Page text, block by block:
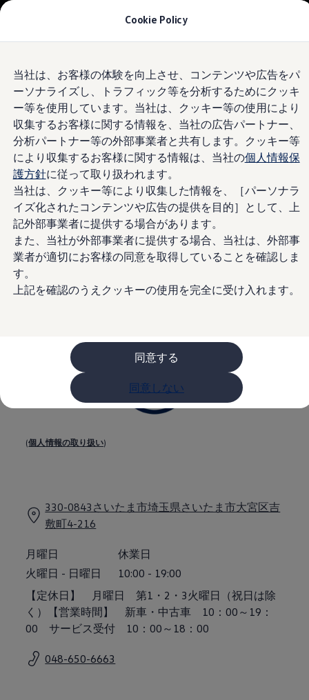
Cookie Policy
当社は、お客様の体験を向上させ、コンテンツや広告をパ
ーソナライズし、トラフィック等を分析するためにクッキ
ー等を使用しています。当社は、クッキー等の使用により
収集するお客様に関する情報を、当社の広告パートナー、
分析パートナー等の外部事業者と共有します。クッキー等
により収集するお客様に関する情報は、当社の個人情報保
護方針に従って取り扱われます。
当社は、クッキー等により収集した情報を、［パーソナラ
イズ化されたコンテンツや広告の提供を目的］として、上
記外部事業者に提供する場合があります。
また、当社が外部事業者に提供する場合、当社は、外部事
業者が適切にお客様の同意を取得していることを確認しま
す。
上記を確認のうえクッキーの使用を完全に受け入れます。
同意する
同意しない
main
content
to
footer
モデル＆見積りシミュレーション
セーフティ マイスター
ID. Buzz
T-Cross
Tiguan
Golf
Golf GTI
Golf R
Golf Variant
Golf R Variant
Passat
ID.4
Polo
Polo GTI
Golf Touran
T-Roc
T-Roc R
フォルクスワーゲンマガジン
キャンペーン/イベント
レビュー動画
オファー
Golf お乗り換えを10万円補助
Tiguan 購入後、5年間の安心サポートが無償
Golf Variant お乗り換えを10万円補助
Volkswagenアンバサダープログラム
ファイナンシャルサービス
フォルクスワーゲン自動車保険プラス
Volkswagen Card
カスタマーポータル 登録・ログイン
Match Maker 登録・ログイン
補助金・エコカー優遇制度
Golf Variant
Passat
ID. Buzz
アフターサービス
サービスと純正部品
フォルクスワーゲン純正部品のメリット
修理と点検
Volkswagenさいたま新都心
4.9|370 レビュー
(個人情報の取り扱い)
330-0843さいたま市埼玉県さいたま市大宮区吉
敷町4-216
048-650-6663
月曜日
休業日
火曜日 - 日曜日 10:00 - 19:00
【定休日】 月曜日 第1・2・3火曜日（祝日は除
く）【営業時間】 新車・中古車 10：00～19：
00 サービス受付 10：00～18：00